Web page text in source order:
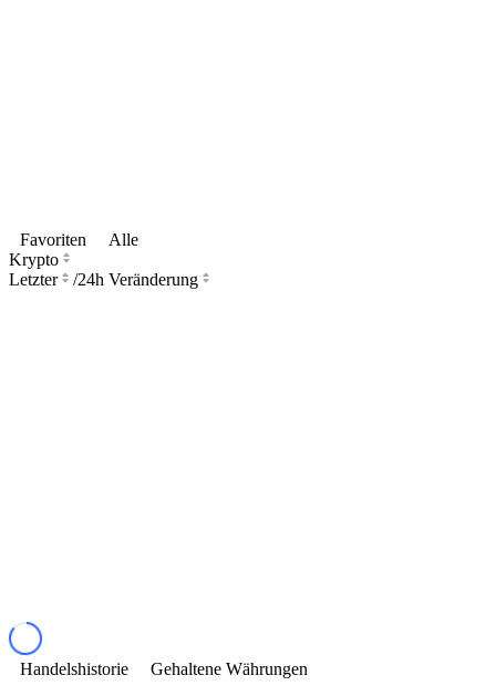
Favoriten
Alle
Krypto
Letzter
/24h Veränderung
Handelshistorie
Gehaltene Währungen